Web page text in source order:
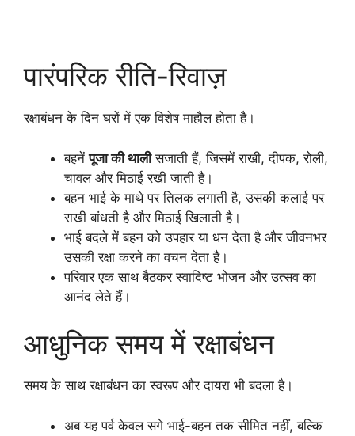
पारंपरिक रीति-रिवाज़
रक्षाबंधन के दिन घरों में एक विशेष माहौल होता है।
बहनेंपूजा की थालीसजाती हैं, जिसमें राखी, दीपक, रोली,
चावल और मिठाई रखी जाती है।
बहन भाई के माथे पर तिलक लगाती है, उसकी कलाई पर
राखी बांधती है और मिठाई खिलाती है।
भाई बदले में बहन को उपहार या धन देता है और जीवनभर
उसकी रक्षा करने का वचन देता है।
परिवार एक साथ बैठकर स्वादिष्ट भोजन और उत्सव का
आनंद लेते हैं।
आधुनिक समय में रक्षाबंधन
समय के साथ रक्षाबंधन का स्वरूप और दायरा भी बदला है।
अब यह पर्व केवल सगे भाई-बहन तक सीमित नहीं, बल्कि